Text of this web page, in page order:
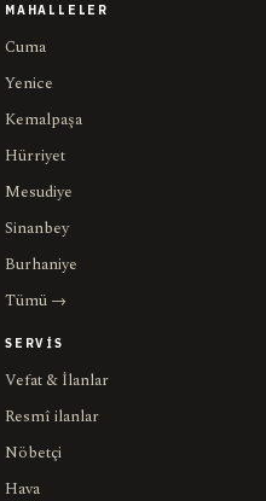
MAHALLELER
Cuma
Yenice
Kemalpaşa
Hürriyet
Mesudiye
Sinanbey
Burhaniye
Tümü →
SERVIS
Vefat & İlanlar
Resmî ilanlar
Nöbetçi
Hava